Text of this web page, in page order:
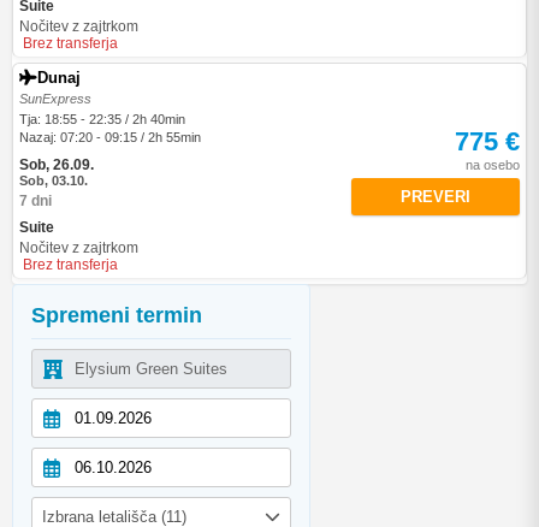
Spremeni termin
Izbrana letališča (11)
Suite
Nočitev z zajtrkom
Brez transferja
Dunaj
SunExpress
Tja: 18:55 - 22:35 / 2h 40min
Nazaj: 07:20 - 09:15 / 2h 55min
Sob, 26.09.
Sob, 03.10.
7 dni
Suite
Nočitev z zajtrkom
Brez transferja
775 €
na osebo
PREVERI